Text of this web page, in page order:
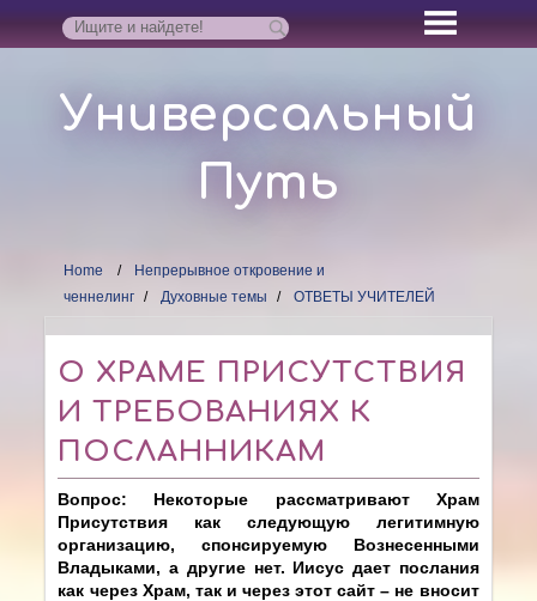
Универсальный
Путь
Home
Непрерывное откровение и
ченнелинг
Духовные темы ОТВЕТЫ УЧИТЕЛЕЙ
О ХРАМЕ ПРИСУТСТВИЯ
И ТРЕБОВАНИЯХ К
ПОСЛАННИКАМ
Вопрос: Некоторые рассматривают Храм
Присутствия как следующую легитимную
организацию, спонсируемую Вознесенными
Владыками, а другие нет. Иисус дает послания
как через Храм, так и через этот сайт – не вносит